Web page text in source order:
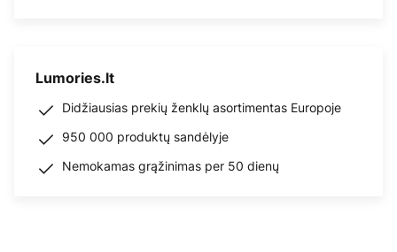
Lumories.lt
Didžiausias prekių ženklų asortimentas Europoje
950 000 produktų sandėlyje
Nemokamas grąžinimas per 50 dienų